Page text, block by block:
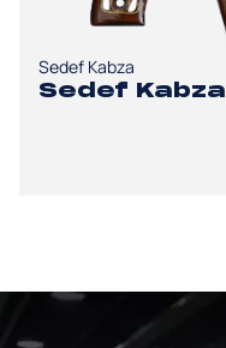
Sedef Kabza
Sedef Kabza